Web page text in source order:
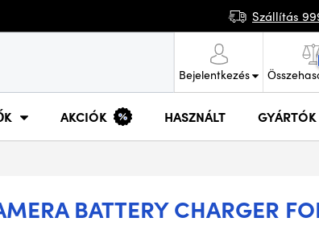
Szállítás
Bejelentkezés
AKCIÓK HASZNÁLT GYÁRTÓK
BATTERY CHARGER